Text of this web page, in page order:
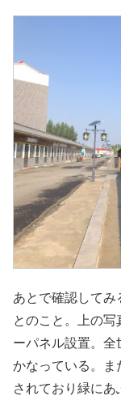
あとで確認してみ
とのこと。上の
ーパネル設置。全
かなっている。ま
されており緑にあ